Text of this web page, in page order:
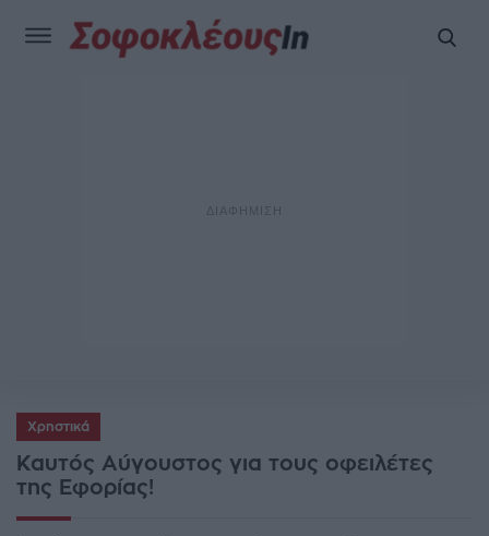
Χρηστικά
Καυτός Αύγουστος για τους οφειλέτες
της Εφορίας!